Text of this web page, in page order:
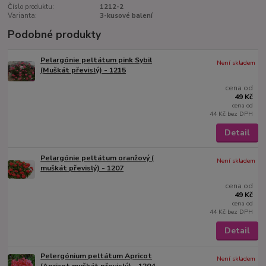
Číslo produktu:
1212-2
Varianta:
3-kusové balení
Podobné produkty
Pelargónie peltátum pink Sybil
(Muškát převislý) - 1215
cena od
49 Kč
cena od
44 Kč bez DPH
Není skladem
Detail
Pelargónie peltátum oranžový (
muškát převislý) - 1207
cena od
49 Kč
cena od
44 Kč bez DPH
Není skladem
Detail
Pelergónium peltátum Apricot
Není skladem